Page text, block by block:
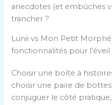
anecdotes (et embûches
trancher ?
Lunii vs Mon Petit
fonctionnalités pour l’éveil
Choisir une boîte à
choisir une paire de
conjuguer le côté